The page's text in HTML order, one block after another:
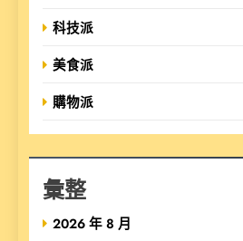
科技派
美食派
購物派
彙整
2026 年 8 月